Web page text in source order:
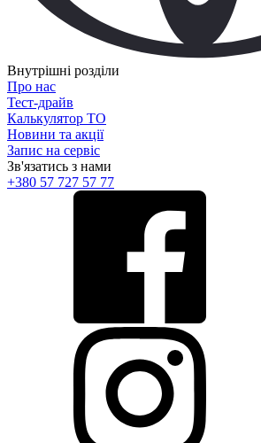
Внутрішні розділи
Про нас
Тест-драйв
Калькулятор ТО
Новини та акції
Запис на сервіс
Зв'язатись з нами
+380 57 727 57 77